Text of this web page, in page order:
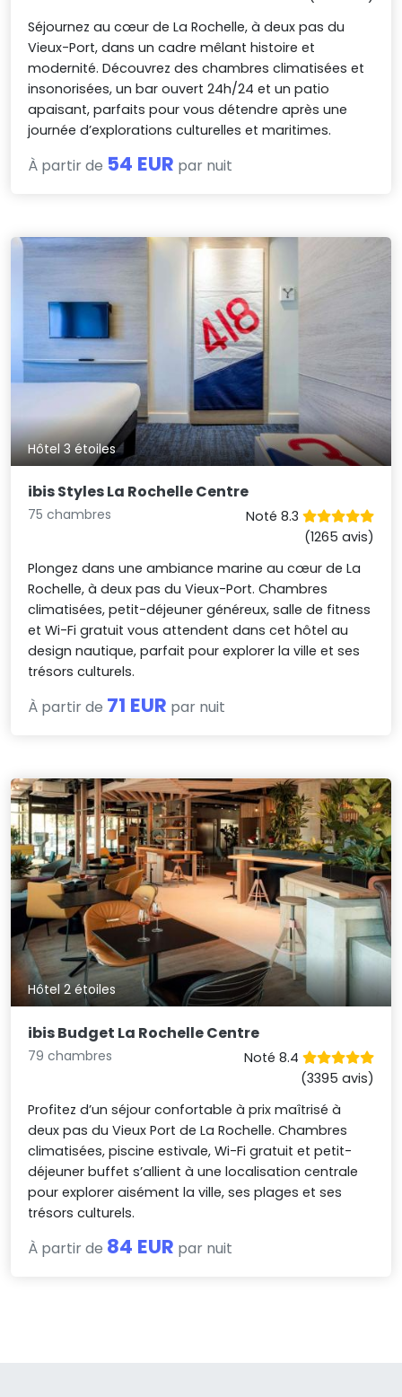
Séjournez au cœur de La Rochelle, à deux pas du
Vieux-Port, dans un cadre mêlant histoire et
modernité. Découvrez des chambres climatisées et
insonorisées, un bar ouvert 24h/24 et un patio
apaisant, parfaits pour vous détendre après une
journée d’explorations culturelles et maritimes.
À partir de 54 EUR par nuit
Hôtel 3 étoiles
ibis Styles La Rochelle Centre
75 chambres
Noté 8.3
(1265 avis)
Plongez dans une ambiance marine au cœur de La
Rochelle, à deux pas du Vieux-Port. Chambres
climatisées, petit-déjeuner généreux, salle de fitness
et Wi-Fi gratuit vous attendent dans cet hôtel au
design nautique, parfait pour explorer la ville et ses
trésors culturels.
À partir de 71 EUR par nuit
Hôtel 2 étoiles
ibis Budget La Rochelle Centre
79 chambres
Noté 8.4
(3395 avis)
Profitez d’un séjour confortable à prix maîtrisé à
deux pas du Vieux Port de La Rochelle. Chambres
climatisées, piscine estivale, Wi-Fi gratuit et petit-
déjeuner buffet s’allient à une localisation centrale
pour explorer aisément la ville, ses plages et ses
trésors culturels.
À partir de 84 EUR par nuit